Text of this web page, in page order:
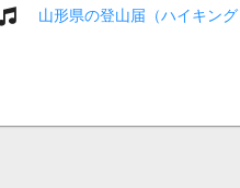
山形県の登山届（ハイキン